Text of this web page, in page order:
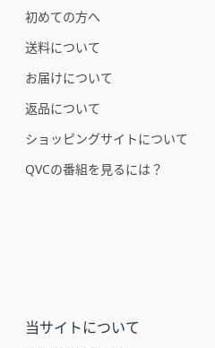
初めての方へ
送料について
お届けについて
返品について
ショッピングサイトについて
QVCの番組を見るには？
当サイトについて